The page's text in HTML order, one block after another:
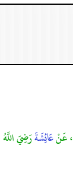
، عَنْعَائِشَةَرَضِيَ